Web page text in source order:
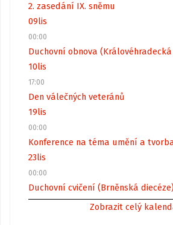
2. zasedání IX. sněmu
09lis
00:00
Duchovní obnova
10lis
17:00
Den válečných veteránů
19lis
00:00
Konference na téma umění a
23lis
00:00
Duchovní cvičení (Brněnská
Zobrazit celý